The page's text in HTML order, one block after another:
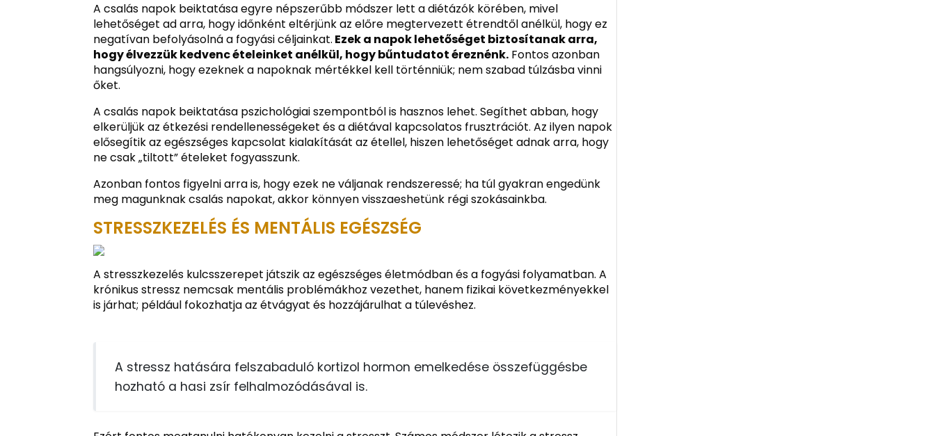
A csalás napok beiktatása egyre népszerűbb módszer lett a diétázók körében, mivel
lehetőséget ad arra, hogy időnként eltérjünk az előre megtervezett étrendtől anélkül, hogy ez
negatívan befolyásolná a fogyási céljainkat. Ezek a napok lehetőséget biztosítanak arra,
hogy élvezzük kedvenc ételeinket anélkül, hogy bűntudatot éreznénk. Fontos azonban
hangsúlyozni, hogy ezeknek a napoknak mértékkel kell történniük; nem szabad túlzásba vinni
őket.
A csalás napok beiktatása pszichológiai szempontból is hasznos lehet. Segíthet abban, hogy
elkerüljük az étkezési rendellenességeket és a diétával kapcsolatos frusztrációt. Az ilyen napok
elősegítik az egészséges kapcsolat kialakítását az étellel, hiszen lehetőséget adnak arra, hogy
ne csak „tiltott” ételeket fogyasszunk.
Azonban fontos figyelni arra is, hogy ezek ne váljanak rendszeressé; ha túl gyakran engedünk
meg magunknak csalás napokat, akkor könnyen visszaeshetünk régi szokásainkba.
STRESSZKEZELÉS ÉS MENTÁLIS EGÉSZSÉG
A stresszkezelés kulcsszerepet játszik az egészséges életmódban és a fogyási folyamatban. A
krónikus stressz nemcsak mentális problémákhoz vezethet, hanem fizikai következményekkel
is járhat; például fokozhatja az étvágyat és hozzájárulhat a túlevéshez.
A stressz hatására felszabaduló kortizol hormon emelkedése összefüggésbe
hozható a hasi zsír felhalmozódásával is.